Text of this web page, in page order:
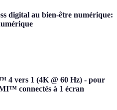
digital au bien-être numérique:
4 vers 1 (4K @ 60 Hz) - pour
connectés à 1 écran